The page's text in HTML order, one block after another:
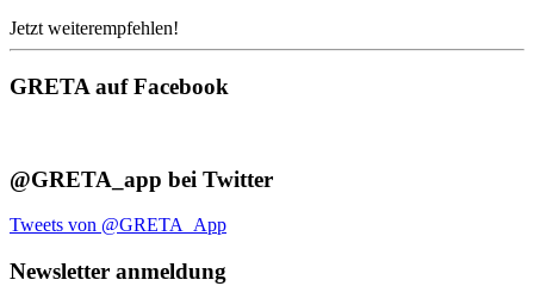
Jetzt weiterempfehlen!
GRETA auf Facebook
@GRETA_app bei Twitter
Tweets von @GRETA_App
Newsletter anmeldung